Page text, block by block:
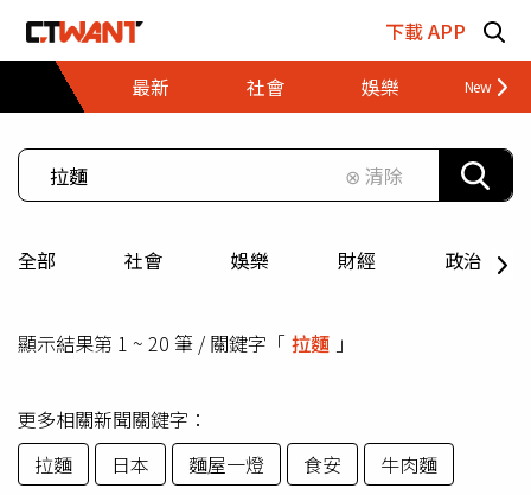
下載 APP
最新
社會 娛樂 財經
⊗ 清除
全部 社會 娛樂 財經 政治
顯示結果第 1 ~ 20 筆 / 關鍵字「 拉麵 」
更多相關新聞關鍵字：
拉麵
日本 麵屋一燈 食安 牛肉麵